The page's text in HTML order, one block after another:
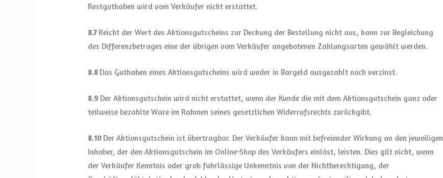
Restguthaben wird vom Verkäufer nicht erstattet.
8.7 Reicht der Wert des Aktionsgutscheins zur Deckung der Bestellung nicht aus, kann zur Begleichung
des Differenzbetrages eine der übrigen vom Verkäufer angebotenen Zahlungsarten gewählt werden.
8.8 Das Guthaben eines Aktionsgutscheins wird weder in Bargeld ausgezahlt noch verzinst.
8.9 Der Aktionsgutschein wird nicht erstattet, wenn der Kunde die mit dem Aktionsgutschein ganz oder
teilweise bezahlte Ware im Rahmen seines gesetzlichen Widerrufsrechts zurückgibt.
8.10 Der Aktionsgutschein ist übertragbar. Der Verkäufer kann mit befreiender Wirkung an den jeweiligen
Inhaber, der den Aktionsgutschein im Online-Shop des Verkäufers einlöst, leisten. Dies gilt nicht, wenn
der Verkäufer Kenntnis oder grob fahrlässige Unkenntnis von der Nichtberechtigung, der